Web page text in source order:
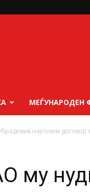
МЕЃУНАРОДЕН
најголем договор
му